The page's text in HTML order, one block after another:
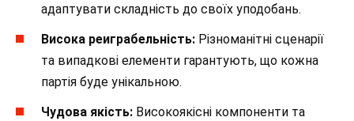
адаптувати складність до своїх уподобань.
Висока реиграбельність: Різноманітні сценарії
та випадкові елементи гарантують, що кожна
партія буде унікальною.
Чудова якість: Високоякісні компоненти та